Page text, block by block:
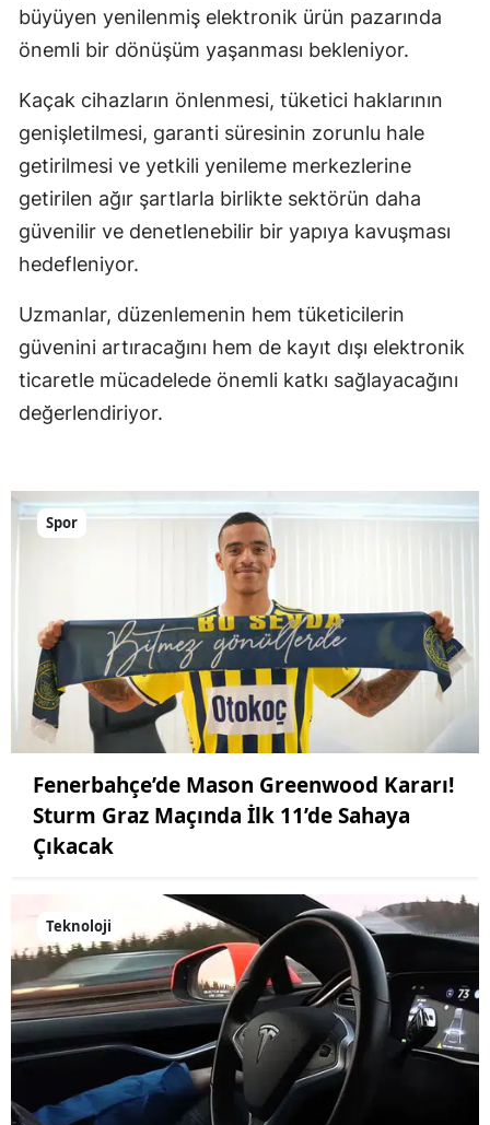
büyüyen yenilenmiş elektronik ürün pazarında
önemli bir dönüşüm yaşanması bekleniyor.
Kaçak cihazların önlenmesi, tüketici haklarının
genişletilmesi, garanti süresinin zorunlu hale
getirilmesi ve yetkili yenileme merkezlerine
getirilen ağır şartlarla birlikte sektörün daha
güvenilir ve denetlenebilir bir yapıya kavuşması
hedefleniyor.
Uzmanlar, düzenlemenin hem tüketicilerin
güvenini artıracağını hem de kayıt dışı elektronik
ticaretle mücadelede önemli katkı sağlayacağını
değerlendiriyor.
Spor
Fenerbahçe’de Mason Greenwood Kararı!
Sturm Graz Maçında İlk 11’de Sahaya
Çıkacak
Teknoloji